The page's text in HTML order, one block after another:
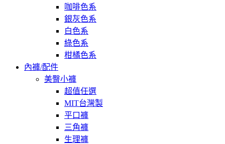
咖啡色系
銀灰色系
白色系
綠色系
柑橘色系
內褲/配件
美臀小褲
超值任選
MIT台灣製
平口褲
三角褲
生理褲